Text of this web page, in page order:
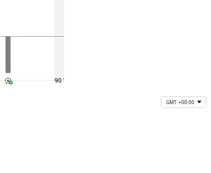
90 '
GMT +00:00